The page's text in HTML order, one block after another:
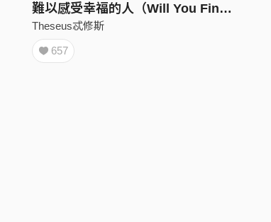
難以感受幸福的人（Will You Find Some Happiness with Us）
Theseus忒修斯
657